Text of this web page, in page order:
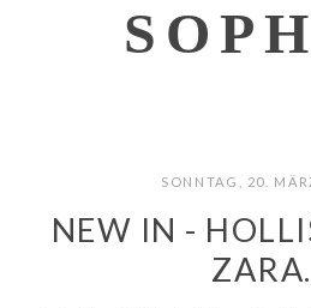
SONNTAG, 20.
NEW IN -